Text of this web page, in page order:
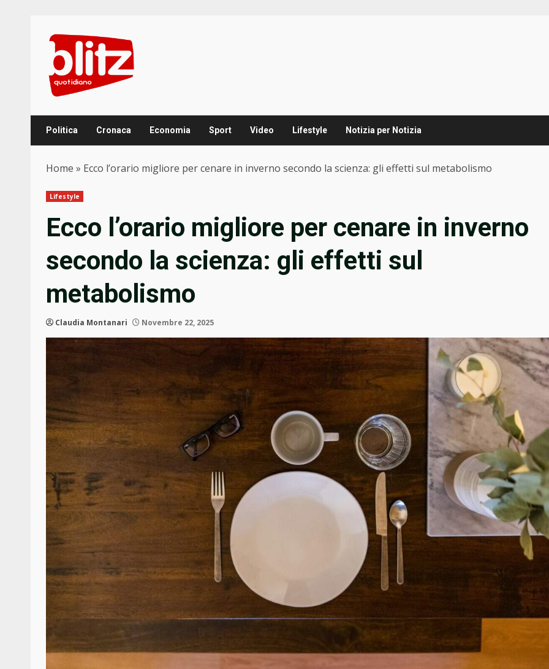
content
Politica Cronaca Economia Sport Video Lifestyle Notizia per Notizia
Home » Ecco l’orario migliore per cenare in inverno secondo la scienza: gli effetti sul metabolismo
Lifestyle
Ecco l’orario migliore per cenare in inverno
secondo la scienza: gli effetti sul
metabolismo
Claudia Montanari Novembre 22, 2025